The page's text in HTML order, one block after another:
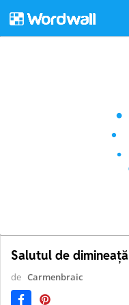
Salutul de dimineață
de Carmenbraic